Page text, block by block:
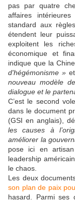
pas par quatre
affaires
standard aux
étendent leur
exploitent les
économique et
indique que la
d'hégémonisme »
nouveau modèle
dialogue et le
C’est le second
dans le document
(GSI en anglais),
les causes à
améliorer la
pose ici en
leadership
le chaos.
Les deux
son plan de paix
hasard. Parmi ses